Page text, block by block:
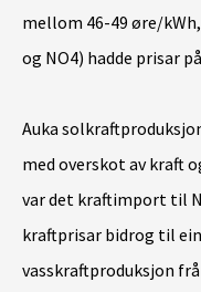
mellom 46-49 øre/
og NO4) hadde prisar
Auka
med overskot av kraft
var det kraftimport til
kraftprisar bidrog til
vasskraftproduksjon